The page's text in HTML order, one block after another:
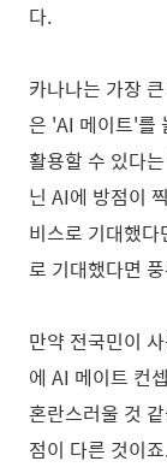
다.
카나나는 가장
은 'AI 메이트'를
활용할 수 있다
닌 AI에 방점이
비스로 기대했
로 기대했다면
만약 전국민이
에 AI 메이트 컨
혼란스러울 것
점이 다른 것이